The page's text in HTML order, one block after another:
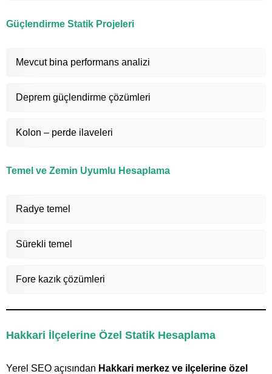
Güçlendirme Statik Projeleri
Mevcut bina performans analizi
Deprem güçlendirme çözümleri
Kolon – perde ilaveleri
Temel ve Zemin Uyumlu Hesaplama
Radye temel
Sürekli temel
Fore kazık çözümleri
Hakkari İlçelerine Özel Statik Hesaplama
Yerel SEO açısından Hakkari merkez ve ilçelerine özel